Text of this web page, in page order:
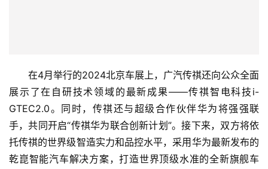
在4月举行的2024北京车展上，广汽传祺还向公众全面
展示了在自研技术领域的最新成果——传祺智电科技i-
GTEC2.0。同时，传祺还与超级合作伙伴华为将强强联
手，共同开启“传祺华为联合创新计划”。接下来，双方将依
托传祺的世界级智造实力和品控水平，采用华为最新发布的
乾崑智能汽车解决方案，打造世界顶级水准的全新旗舰车